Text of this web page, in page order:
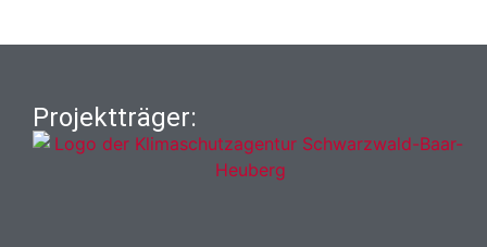
Projektträger: